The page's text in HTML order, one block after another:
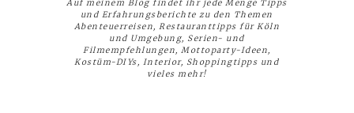
Auf meinem Blog findet ihr jede Menge Tipps
und Erfahrungsberichte zu den Themen
Abenteuerreisen, Restauranttipps für Köln
und Umgebung, Serien- und
Filmempfehlungen, Mottoparty-Ideen,
Kostüm-DIYs, Interior, Shoppingtipps und
vieles mehr!